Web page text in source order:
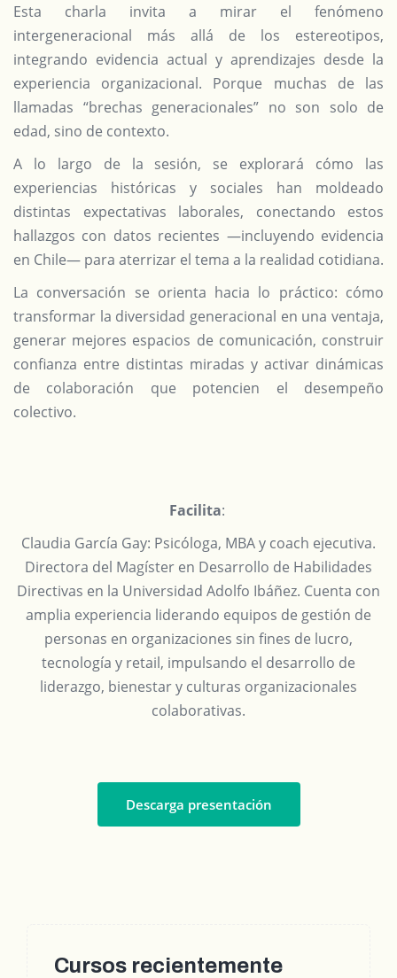
Esta charla invita a mirar el fenómeno
intergeneracional más allá de los estereotipos,
integrando evidencia actual y aprendizajes desde la
experiencia organizacional. Porque muchas de las
llamadas “brechas generacionales” no son solo de
edad, sino de contexto.
A lo largo de la sesión, se explorará cómo las
experiencias históricas y sociales han moldeado
distintas expectativas laborales, conectando estos
hallazgos con datos recientes —incluyendo evidencia
en Chile— para aterrizar el tema a la realidad cotidiana.
La conversación se orienta hacia lo práctico: cómo
transformar la diversidad generacional en una ventaja,
generar mejores espacios de comunicación, construir
confianza entre distintas miradas y activar dinámicas
de colaboración que potencien el desempeño
colectivo.
Facilita:
Claudia García Gay: Psicóloga, MBA y coach ejecutiva.
Directora del Magíster en Desarrollo de Habilidades
Directivas en la Universidad Adolfo Ibáñez. Cuenta con
amplia experiencia liderando equipos de gestión de
personas en organizaciones sin fines de lucro,
tecnología y retail, impulsando el desarrollo de
liderazgo, bienestar y culturas organizacionales
colaborativas.
Descarga presentación
Cursos recientemente